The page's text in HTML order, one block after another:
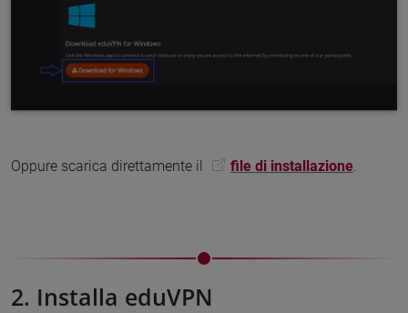
Oppure scarica direttamente il file di installazione.
2. Installa eduVPN